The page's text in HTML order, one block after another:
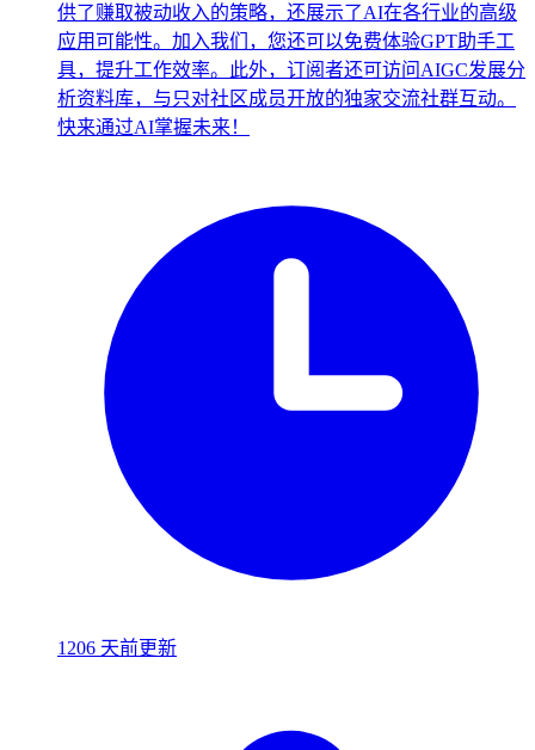
供了赚取被动收入的策略，还展示了AI在各行业的高级
应用可能性。加入我们，您还可以免费体验GPT助手工
具，提升工作效率。此外，订阅者还可访问AIGC发展分
析资料库，与只对社区成员开放的独家交流社群互动。
快来通过AI掌握未来！
1206 天前更新